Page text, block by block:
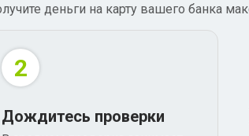
деньги на карту вашего банка
2
Дождитесь проверки